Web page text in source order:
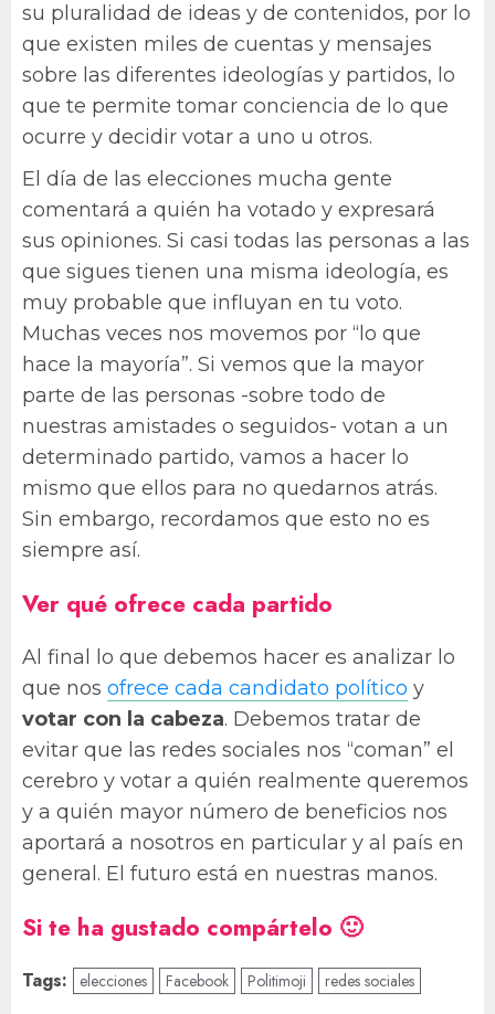
su pluralidad de ideas y de contenidos, por lo
que existen miles de cuentas y mensajes
sobre las diferentes ideologías y partidos, lo
que te permite tomar conciencia de lo que
ocurre y decidir votar a uno u otros.
El día de las elecciones mucha gente
comentará a quién ha votado y expresará
sus opiniones. Si casi todas las personas a las
que sigues tienen una misma ideología, es
muy probable que influyan en tu voto.
Muchas veces nos movemos por “lo que
hace la mayoría”. Si vemos que la mayor
parte de las personas -sobre todo de
nuestras amistades o seguidos- votan a un
determinado partido, vamos a hacer lo
mismo que ellos para no quedarnos atrás.
Sin embargo, recordamos que esto no es
siempre así.
Ver qué ofrece cada partido
Al final lo que debemos hacer es analizar lo
que nos ofrece cada candidato político y
votar con la cabeza. Debemos tratar de
evitar que las redes sociales nos “coman” el
cerebro y votar a quién realmente queremos
y a quién mayor número de beneficios nos
aportará a nosotros en particular y al país en
general. El futuro está en nuestras manos.
Si te ha gustado compártelo 🙂
Tags: elecciones Facebook Politimoji redes sociales